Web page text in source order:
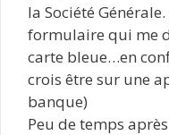
la Société
formulaire qui me
carte bleue…en
crois être sur une
banque)
Peu de temps